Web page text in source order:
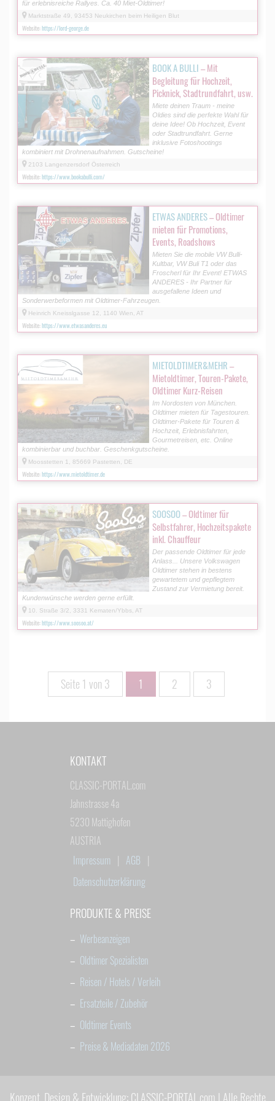
für erlebnisreiche Rallyes. Ca. 40 Miet-Oldtimer!
Marktstraße 49, 93453 Neukirchen beim Heiligen Blut
Website:https://lord-george.de
BOOK A BULLI– Mit
Begleitung für Hochzeit,
Picknick, Stadtrundfahrt, usw.
Miete deinen Traum - meine
Oldies sind die perfekte Wahl für
deine Idee! Ob Hochzeit, Event
oder Stadtrundfahrt. Gerne
inklusive Fotoshootings
kombiniert mit Drohnenaufnahmen. Gutscheine!
2103 Langenzersdorf Österreich
Website:https://www.bookabulli.com/
ETWAS ANDERES– Oldtimer
mieten für Promotions,
Events, Roadshows
Mieten Sie die mobile VW Bulli-
Kultbar, VW Buli T1 oder das
Froscherl für Ihr Event! ETWAS
ANDERES - Ihr Partner für
ausgefallene Ideen und
Sonderwerbeformen mit Oldtimer-Fahrzeugen.
Heinrich Kneisslgasse 12, 1140 Wien, AT
Website:https://www.etwasanderes.eu
MIETOLDTIMER&MEHR–
Mietoldtimer, Touren-Pakete,
Oldtimer Kurz-Reisen
Im Nordosten von München.
Oldtimer mieten für Tagestouren.
Oldtimer-Pakete für Touren &
Hochzeit, Erlebnisfahrten,
Gourmetreisen, etc. Online
kombinierbar und buchbar. Geschenkgutscheine.
Moosstetten 1, 85669 Pastetten, DE
Website:https://www.mietoldtimer.de
SOOSOO– Oldtimer für
Selbstfahrer, Hochzeitspakete
inkl. Chauffeur
Der passende Oldtimer für jede
Anlass... Unsere Volkswagen
Oldtimer stehen in bestens
gewartetem und gepflegtem
Zustand zur Vermietung bereit.
Kundenwünsche werden gerne erfüllt.
10. Straße 3/2, 3331 Kematen/Ybbs, AT
Website:https://www.soosoo.at/
Seite 1 von 3 1 2 3
KONTAKT
CLASSIC-PORTAL.com
Jahnstrasse 4a
5230 Mattighofen
AUSTRIA
Impressum | AGB |
Datenschutzerklärung
PRODUKTE & PREISE
– Werbeanzeigen
– Oldtimer Spezialisten
– Reisen / Hotels / Verleih
– Ersatzteile / Zubehör
– Oldtimer Events
– Preise & Mediadaten 2026
Konzept, Design & Entwicklung: CLASSIC-PORTAL.com | Alle Rechte